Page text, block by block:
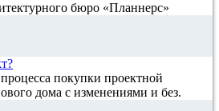
бюро «Планнерс»
покупки проектной
дома с изменениями и без.